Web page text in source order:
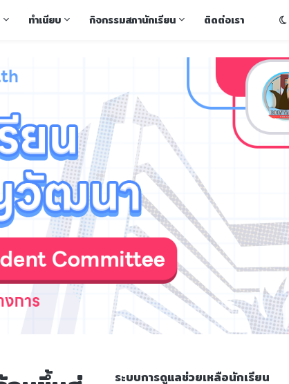
ทำเนียบ กิจกรรมสภานักเรียน ติดต่อเรา
ระบบการดูแลช่วยเหลือนักเรียน